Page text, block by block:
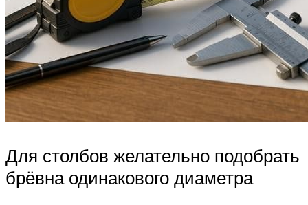
Для столбов желательно подобрать
брёвна одинакового диаметра